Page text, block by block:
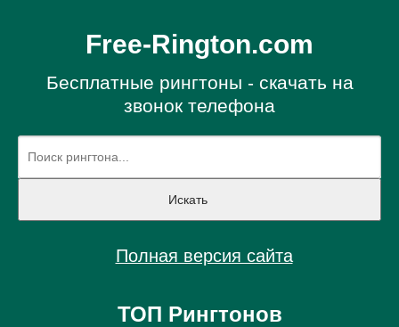
Free-Rington.com
Бесплатные рингтоны - скачать на
звонок телефона
Полная версия сайта
ТОП Рингтонов